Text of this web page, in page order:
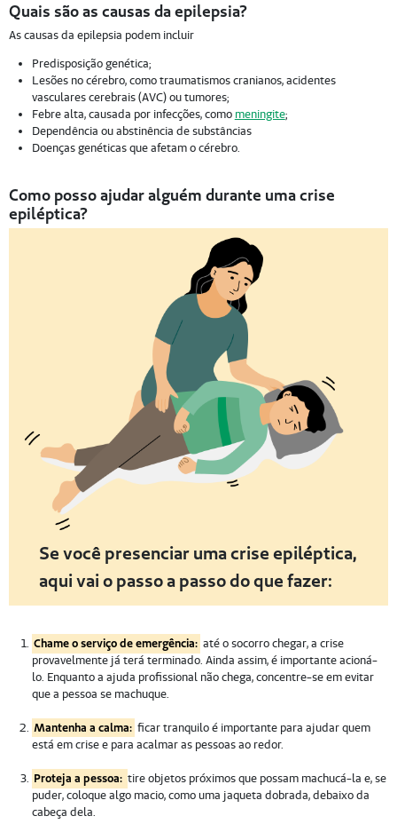
Quais são as causas da epilepsia?
As causas da epilepsia podem incluir
Predisposição genética;
Lesões no cérebro, como traumatismos cranianos, acidentes
vasculares cerebrais (AVC) ou tumores;
Febre alta, causada por infecções, como meningite;
Dependência ou abstinência de substâncias
Doenças genéticas que afetam o cérebro.
Como posso ajudar alguém durante uma crise
epiléptica?
Se você presenciar uma crise epiléptica,
aqui vai o passo a passo do que fazer:
Chame o serviço de emergência: até o socorro chegar, a crise
provavelmente já terá terminado. Ainda assim, é importante acioná-
lo. Enquanto a ajuda profissional não chega, concentre-se em evitar
que a pessoa se machuque.
Mantenha a calma: ficar tranquilo é importante para ajudar quem
está em crise e para acalmar as pessoas ao redor.
Proteja a pessoa: tire objetos próximos que possam machucá-la e, se
puder, coloque algo macio, como uma jaqueta dobrada, debaixo da
cabeça dela.